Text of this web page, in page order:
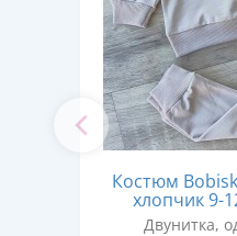
Костюм
хлопчик 9-
Двунитка,